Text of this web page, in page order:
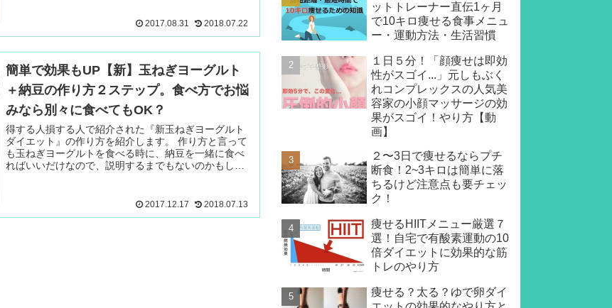
2017.08.31 2018.07.22
簡単で効果もUP【新】玉ねぎヨーグルト
＋納豆の作り方２ステップ。食べ方でお悩
みなら別々に食べてもOK？
得する人損する人で紹介された『新玉ねぎヨーグルト
ダイエット』の作り方を紹介します。 作り方と言って
も玉ねぎヨーグルトを食べる時に、納豆を一緒に食べ
ればいいだけなので、説明するまでもないのかもしれ
2017.12.17 2018.07.13
ットトレーナー直伝1ヶ月
で10キロ痩せる食事メニュ
ー・運動方法・生活習慣
１日５分！「顔痩せは即効
性がスゴイ...」元しもぶく
れコンプレックスの人気美
容家の小顔マッサージの効
果がスゴイ！やり方【動
画】
２〜3日で痩せるならプチ
断食！2~3キロは簡単に落
ちるけど注意点も要チェッ
ク！
痩せるHIITメニュー厳選７
選！自宅で有酸素運動の10
倍ダイエットに効果的な筋
トレのやり方
痩せる？太る？ゆで卵ダイ